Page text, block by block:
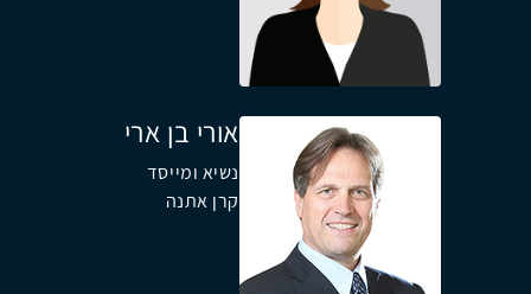
אורי בן ארי
נשיא ומייסד
קרן אתנה